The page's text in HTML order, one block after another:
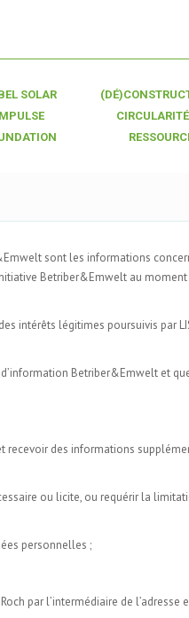
SOLAR
sont les informations
Betriber&Emwelt au
intérêts légitimes poursuivis par
Betriber&Emwelt et
recevoir des informations
ou licite, ou requérir la
personnelles ;
par l’intermédiaire de l’adresse